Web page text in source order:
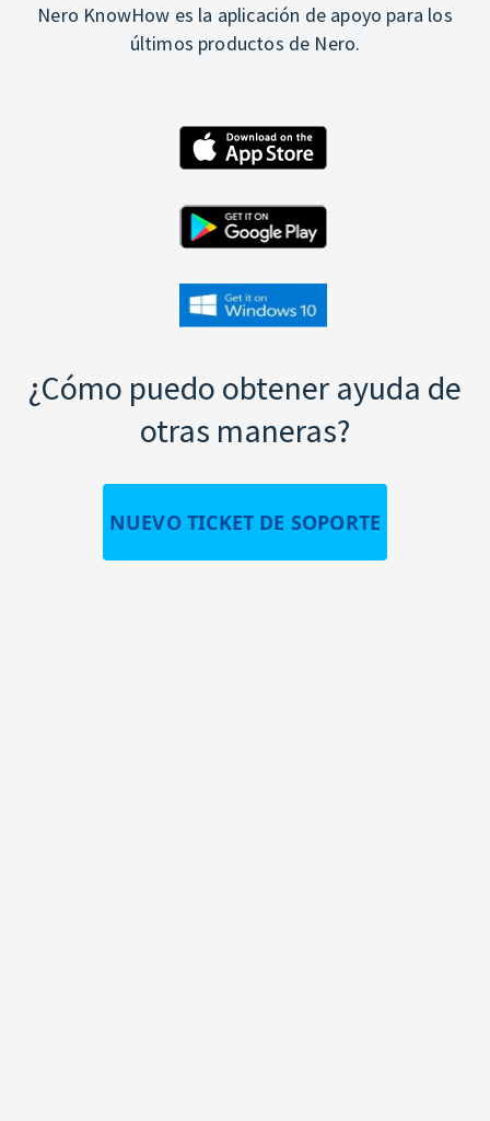
Nero KnowHow es la aplicación de apoyo para los
últimos productos de Nero.
¿Cómo puedo obtener ayuda de
otras maneras?
NUEVO TICKET DE SOPORTE